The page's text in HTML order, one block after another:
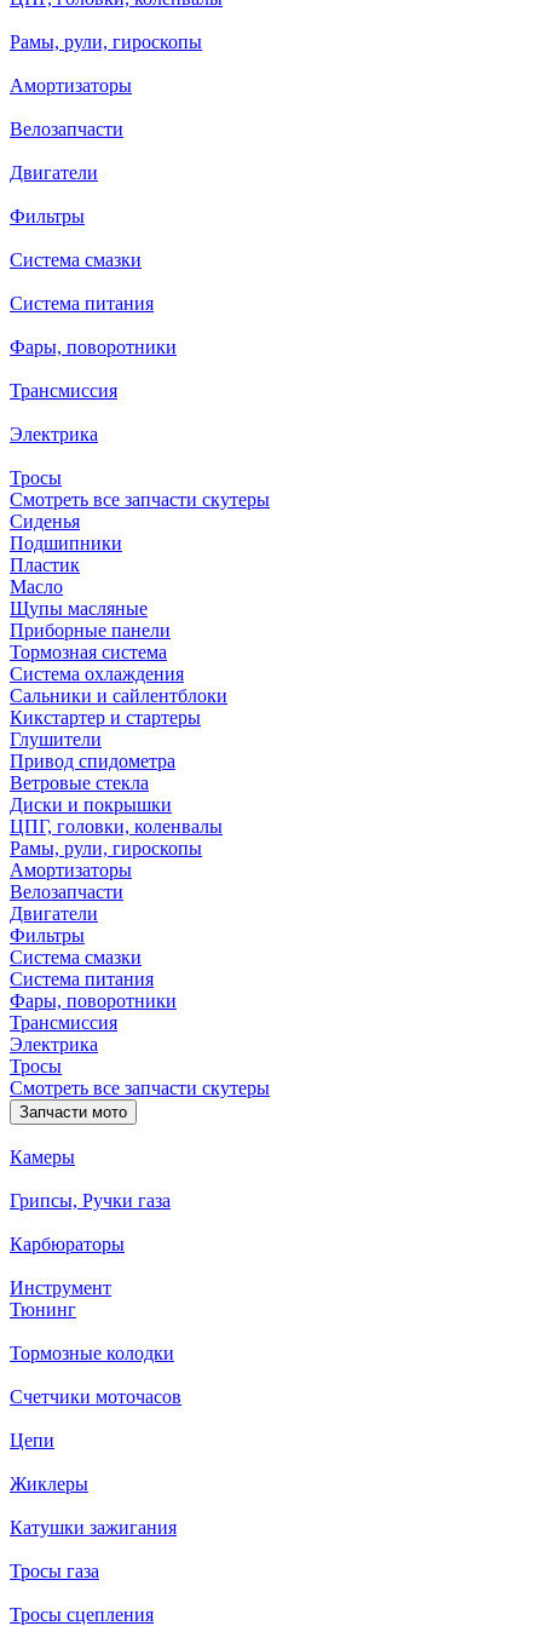
Рамы, рули, гироскопы
Амортизаторы
Велозапчасти
Двигатели
Фильтры
Система смазки
Система питания
Фары, поворотники
Трансмиссия
Электрика
Тросы
Смотреть все запчасти скутеры
Сиденья
Подшипники
Пластик
Масло
Щупы масляные
Приборные панели
Тормозная система
Система охлаждения
Сальники и сайлентблоки
Кикстартер и стартеры
Глушители
Привод спидометра
Ветровые стекла
Диски и покрышки
ЦПГ, головки, коленвалы
Рамы, рули, гироскопы
Амортизаторы
Велозапчасти
Двигатели
Фильтры
Система смазки
Система питания
Фары, поворотники
Трансмиссия
Электрика
Тросы
Смотреть все запчасти скутеры
Запчасти мото
Камеры
Грипсы, Ручки газа
Карбюраторы
Инструмент
Тюнинг
Тормозные колодки
Счетчики моточасов
Цепи
Жиклеры
Катушки зажигания
Тросы газа
Тросы сцепления